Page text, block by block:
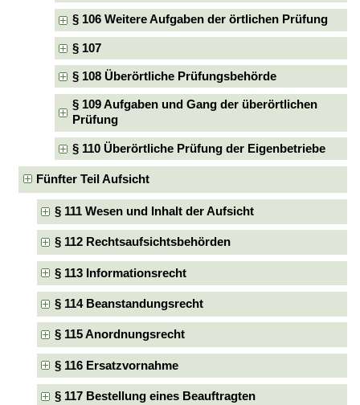
§ 106 Weitere Aufgaben der örtlichen Prüfung
§ 107
§ 108 Überörtliche Prüfungsbehörde
§ 109 Aufgaben und Gang der überörtlichen
Prüfung
§ 110 Überörtliche Prüfung der Eigenbetriebe
Fünfter Teil Aufsicht
§ 111 Wesen und Inhalt der Aufsicht
§ 112 Rechtsaufsichtsbehörden
§ 113 Informationsrecht
§ 114 Beanstandungsrecht
§ 115 Anordnungsrecht
§ 116 Ersatzvornahme
§ 117 Bestellung eines Beauftragten